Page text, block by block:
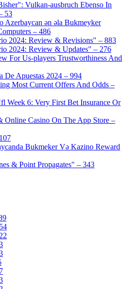
Vulkan-ausbruch Ebenso In
53
Azerbaycan ən əla Bukmeyker
– 486
2024: Review & Revisions" – 883
2024: Review & Updates" – 276
For Us-players Trustworthiness And
De Apuestas 2024 – 994
Most Current Offers And Odds –
Week 6: Very First Bet Insurance Or
Online Casino On The App Store –
Bukmeker Və Kazino Reward
& Point Propagates" – 343